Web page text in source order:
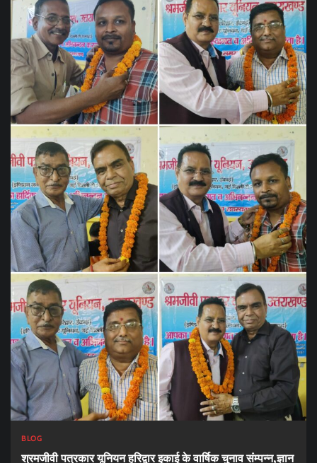
BLOG
श्रमजीवी पत्रकार यूनियन हरिद्वार इकाई के वार्षिक चुनाव संम्पन्न,ज्ञान